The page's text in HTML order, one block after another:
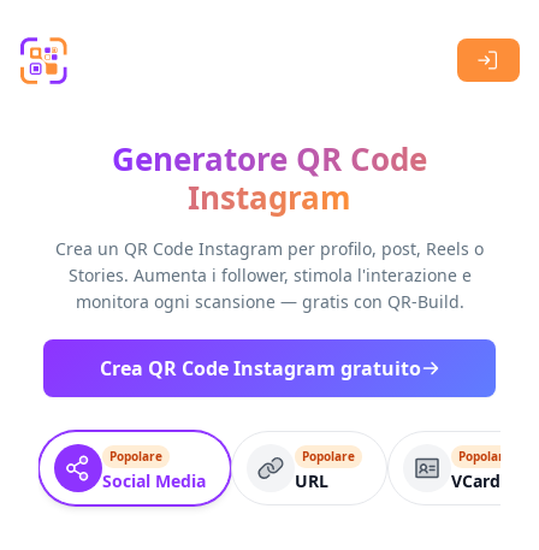
Generatore QR Code
Instagram
Crea un QR Code Instagram per profilo, post, Reels o
Stories. Aumenta i follower, stimola l'interazione e
monitora ogni scansione — gratis con QR-Build.
Crea QR Code Instagram gratuito
Popolare
Social Media
Popolare
URL
Popolare
VCard